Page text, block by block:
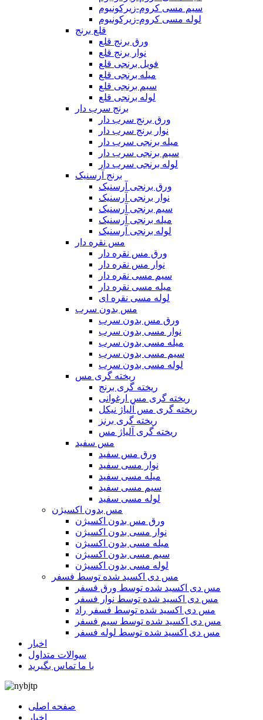
سیم مسی کروم-زیرکونیوم
لوله مسی کروم-زیرکونیوم
قلع برنج
ورق برنج قلع
نوار برنج قلع
فویل برنجی قلع
میله برنجی قلع
سیم برنجی قلع
لوله برنجی قلع
برنج سرب دار
ورق برنج سرب دار
نوار برنج سرب دار
میله برنجی سرب دار
سیم برنجی سرب دار
لوله برنجی سرب دار
برنج آرسنیک
ورق برنجی آرسنیک
نوار برنجی آرسنیک
سیم برنجی آرسنیک
میله برنجی آرسنیک
لوله برنجی آرسنیک
مس نقره دار
ورق مس نقره دار
نوار مس نقره دار
سیم مسی نقره دار
میله مسی نقره دار
لوله مسی نقره ای
مس بدون سرب
ورق مس بدون سرب
نوار مسی بدون سرب
میله مسی بدون سرب
سیم مسی بدون سرب
لوله مسی بدون سرب
ریخته گری مس
ریخته گری برنج
ریخته گری مس ارغوانی
ریخته گری مس آلیاژ نیکل
ریخته گری برنز
ریخته گری آلیاژ مس
مس سفید
ورق مس سفید
نوار مسی سفید
میله مسی سفید
سیم مسی سفید
لوله مسی سفید
مس بدون اکسیژن
ورق مس بدون اکسیژن
نوار مسی بدون اکسیژن
میله مسی بدون اکسیژن
سیم مسی بدون اکسیژن
لوله مسی بدون اکسیژن
مس دی اکسید شده توسط فسفر
مس دی اکسید شده توسط ورق فسفر
مس دی اکسید شده توسط نوار فسفر
مس دی اکسید شده توسط فسفر راد
مس دی اکسید شده توسط سیم فسفر
مس دی اکسید شده توسط لوله فسفر
اخبار
سوالات متداول
با ما تماس بگیرید
صفحه اصلی
اخبار